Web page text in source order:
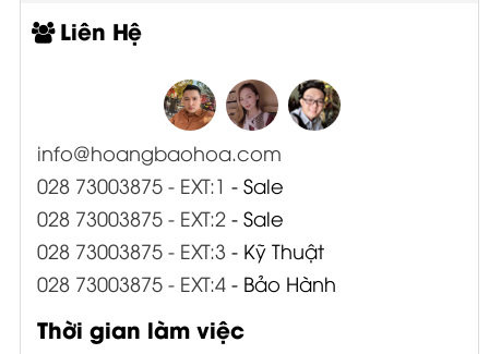
Liên Hệ
info@hoangbaohoa.com
028 73003875 - EXT:1 - Sale
028 73003875 - EXT:2- Sale
028 73003875 - EXT:3 - Kỹ Thuật
028 73003875 - EXT:4- Bảo Hành
Thời gian làm việc